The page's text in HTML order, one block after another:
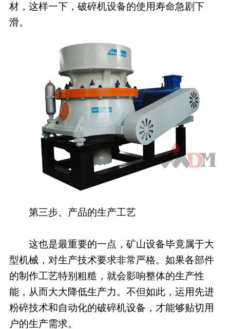
材，这样一下，破碎机设备的使用寿命急剧下
滑。
第三步、产品的生产工艺
这也是最重要的一点，矿山设备毕竟属于大
型机械，对生产技术要求非常严格。如果各部件
的制作工艺特别粗糙，就会影响整体的生产性
能，从而大大降低生产力。不但如此，运用先进
粉碎技术和自动化的破碎机设备，才能够贴切用
户的生产需求。